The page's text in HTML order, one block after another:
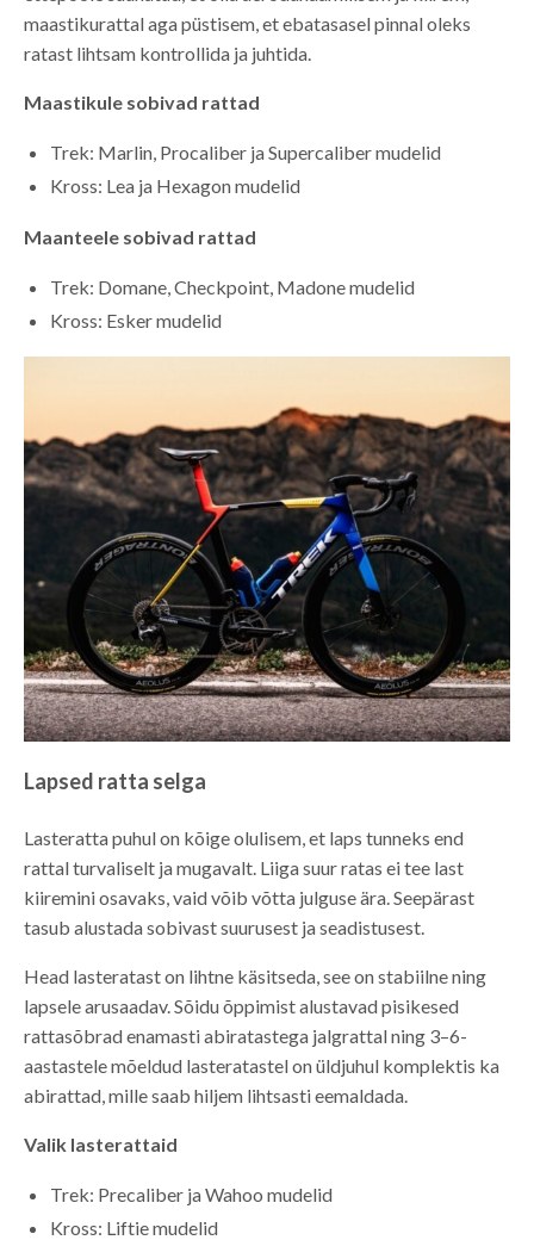
maastikurattal aga püstisem, et ebatasasel pinnal oleks
ratast lihtsam kontrollida ja juhtida.
Maastikule sobivad rattad
Trek: Marlin, Procaliber ja Supercaliber mudelid
Kross: Lea ja Hexagon mudelid
Maanteele sobivad rattad
Trek: Domane, Checkpoint, Madone mudelid
Kross: Esker mudelid
Lapsed ratta selga
Lasteratta puhul on kõige olulisem, et laps tunneks end
rattal turvaliselt ja mugavalt. Liiga suur ratas ei tee last
kiiremini osavaks, vaid võib võtta julguse ära. Seepärast
tasub alustada sobivast suurusest ja seadistusest.
Head lasteratast on lihtne käsitseda, see on stabiilne ning
lapsele arusaadav. Sõidu õppimist alustavad pisikesed
rattasõbrad enamasti abiratastega jalgrattal ning 3–6-
aastastele mõeldud lasteratastel on üldjuhul komplektis ka
abirattad, mille saab hiljem lihtsasti eemaldada.
Valik lasterattaid
Trek: Precaliber ja Wahoo mudelid
Kross: Liftie mudelid